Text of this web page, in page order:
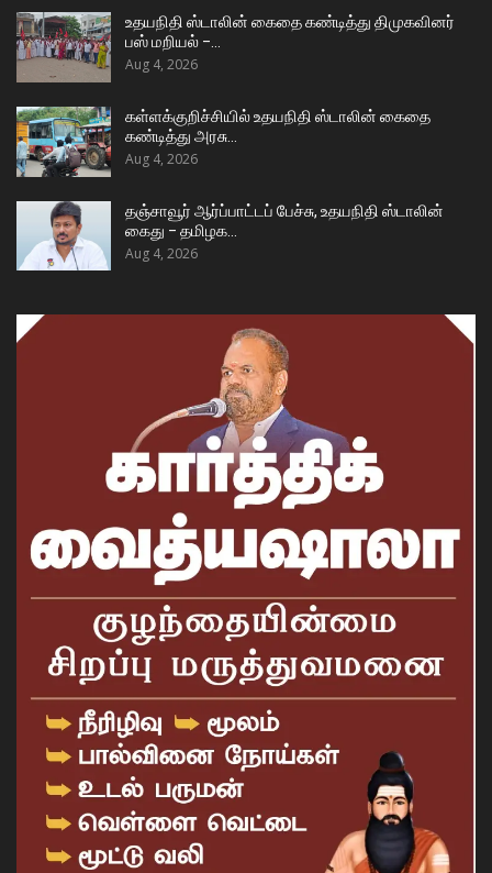
உதயநிதி ஸ்டாலின் கைதை கண்டித்து திமுகவினர்
பஸ் மறியல் –…
Aug 4, 2026
கள்ளக்குறிச்சியில் உதயநிதி ஸ்டாலின் கைதை
கண்டித்து அரசு…
Aug 4, 2026
தஞ்சாவூர் ஆர்ப்பாட்டப் பேச்சு, உதயநிதி ஸ்டாலின்
கைது – தமிழக…
Aug 4, 2026